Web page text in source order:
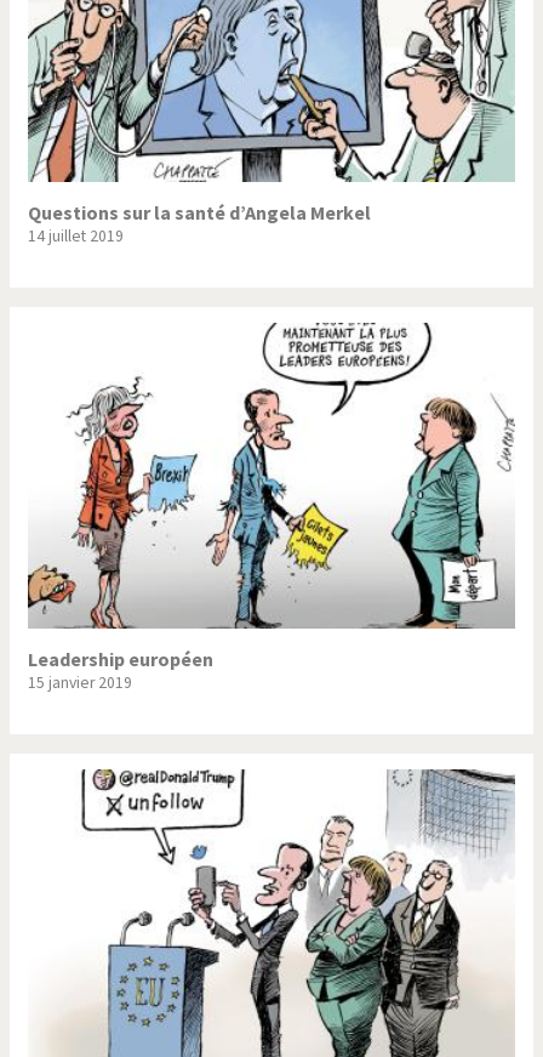
Questions sur la santé d’Angela Merkel
14 juillet 2019
Leadership européen
15 janvier 2019